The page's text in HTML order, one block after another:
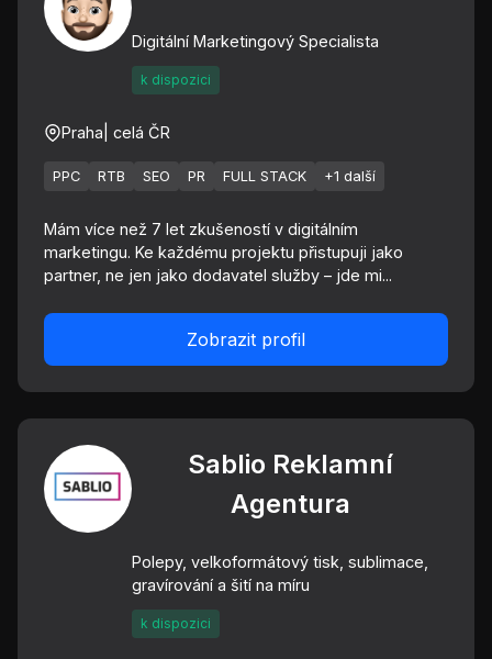
Digitální Marketingový Specialista
k dispozici
Praha | celá ČR
PPC RTB SEO PR FULL STACK +1 další
Mám více než 7 let zkušeností v digitálním
marketingu. Ke každému projektu přistupuji jako
partner, ne jen jako dodavatel služby – jde mi...
Zobrazit profil
Sablio Reklamní
Agentura
Polepy, velkoformátový tisk, sublimace,
gravírování a šití na míru
k dispozici